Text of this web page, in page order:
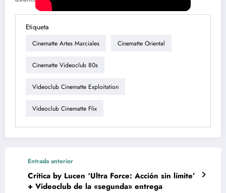
Etiqueta
Cinematte Artes Marciales Cinematte Oriental
Cinematte Videoclub 80s
Videoclub Cinematte Exploitation
Videoclub Cinematte Flix
Entrada anterior
Crítica by Lucen ‘Ultra Force: Acción sin límite’
+ Videoclub de la «segunda» entrega